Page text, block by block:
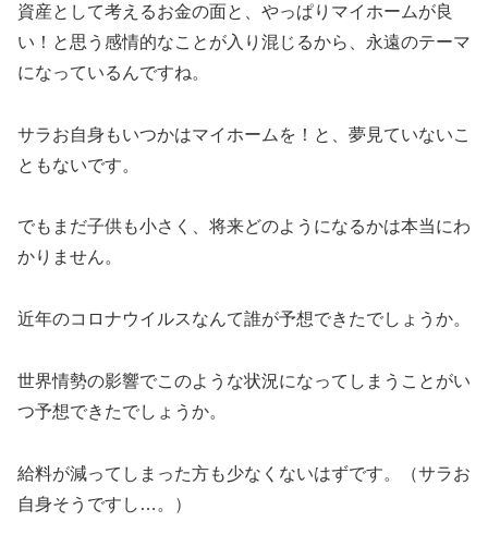
資産として考えるお金の面と、やっぱりマイホームが良
い！と思う感情的なことが入り混じるから、永遠のテーマ
になっているんですね。
サラお自身もいつかはマイホームを！と、夢見ていないこ
ともないです。
でもまだ子供も小さく、将来どのようになるかは本当にわ
かりません。
近年のコロナウイルスなんて誰が予想できたでしょうか。
世界情勢の影響でこのような状況になってしまうことがい
つ予想できたでしょうか。
給料が減ってしまった方も少なくないはずです。（サラお
自身そうですし…。）